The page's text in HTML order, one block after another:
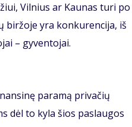
Vilnius ar Kaunas turi po
biržoje yra konkurencija, iš
– gyventojai.
paramą privačių
dėl to kyla šios paslaugos